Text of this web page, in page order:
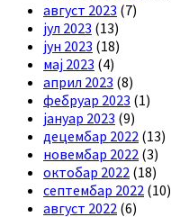
август 2023 (7)
јул 2023 (13)
јун 2023 (18)
мај 2023 (4)
април 2023 (8)
фебруар 2023 (1)
јануар 2023 (9)
децембар 2022 (13)
новембар 2022 (3)
октобар 2022 (18)
септембар 2022 (10)
август 2022 (6)